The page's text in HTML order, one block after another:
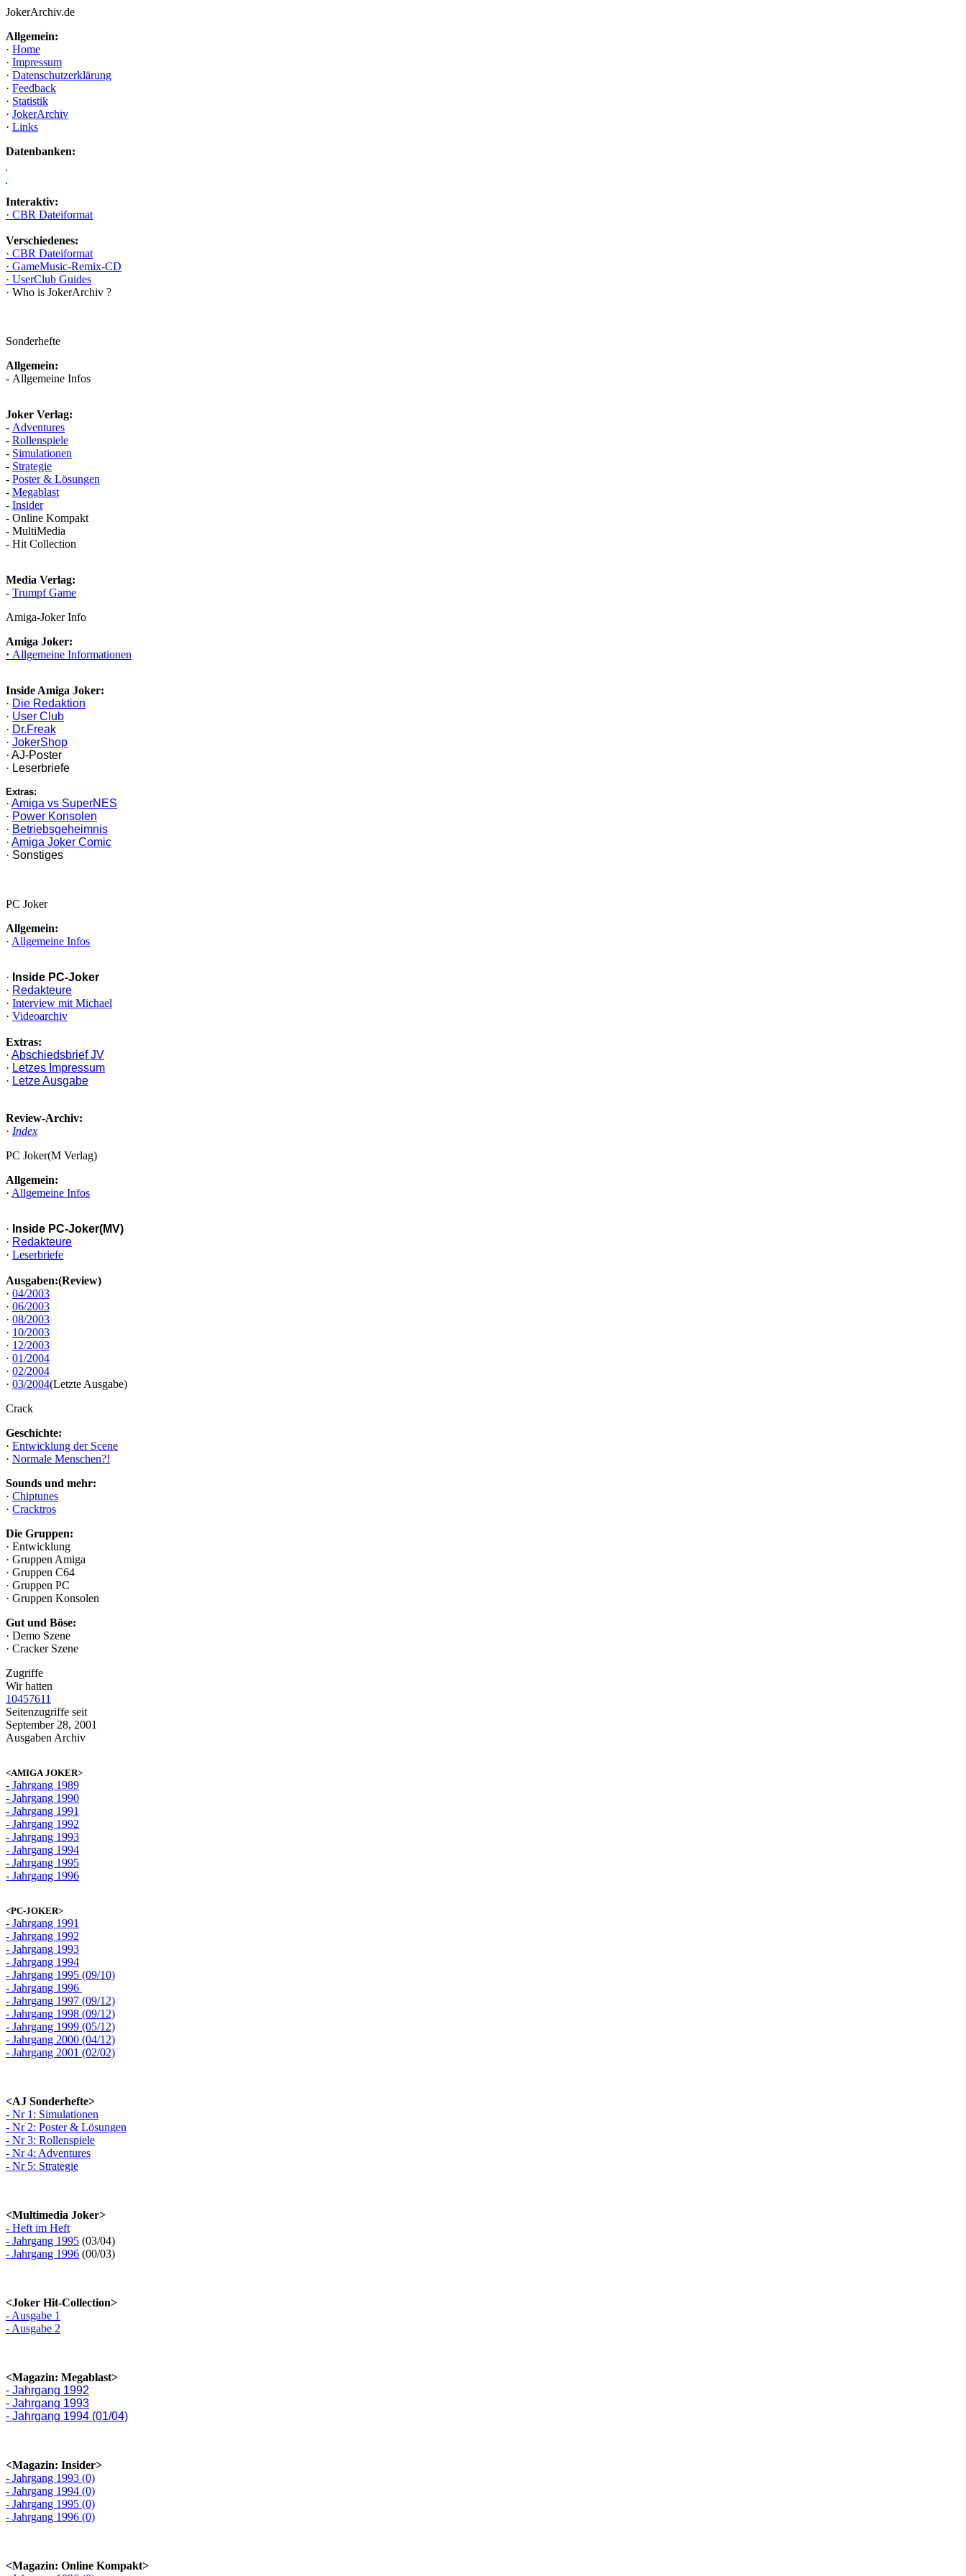
JokerArchiv.de
Allgemein:
· Home
· Impressum
· Datenschutzerklärung
· Feedback
· Statistik
· JokerArchiv
· Links
Datenbanken:
Interaktiv:
· CBR Dateiformat
Verschiedenes:
· CBR Dateiformat
· GameMusic-Remix-CD
· UserClub Guides
· Who is JokerArchiv ?
Sonderhefte
Allgemein:
- Allgemeine Infos
Joker Verlag:
- Adventures
- Rollenspiele
- Simulationen
- Strategie
- Poster & Lösungen
- Megablast
- Insider
- Online Kompakt
- MultiMedia
- Hit Collection
Media Verlag:
- Trumpf Game
Amiga-Joker Info
Amiga Joker:
· Allgemeine Informationen
Inside Amiga Joker:
· Die Redaktion
· User Club
· Dr.Freak
· JokerShop
· AJ-Poster
· Leserbriefe
Extras:
· Amiga vs SuperNES
· Power Konsolen
· Betriebsgeheimnis
· Amiga Joker Comic
· Sonstiges
PC Joker
Allgemein:
· Allgemeine Infos
· Inside PC-Joker
· Redakteure
· Interview mit Michael
· Videoarchiv
Extras:
· Abschiedsbrief JV
· Letzes Impressum
· Letze Ausgabe
Review-Archiv:
· Index
PC Joker(M Verlag)
Allgemein:
· Allgemeine Infos
· Inside PC-Joker(MV)
· Redakteure
· Leserbriefe
Ausgaben:(Review)
· 04/2003
· 06/2003
· 08/2003
· 10/2003
· 12/2003
· 01/2004
· 02/2004
· 03/2004(Letzte Ausgabe)
Crack
Geschichte:
· Entwicklung der Scene
· Normale Menschen?!
Sounds und mehr:
· Chiptunes
· Cracktros
Die Gruppen:
· Entwicklung
· Gruppen Amiga
· Gruppen C64
· Gruppen PC
· Gruppen Konsolen
Gut und Böse:
· Demo Szene
· Cracker Szene
Zugriffe
Wir hatten
10457611
Seitenzugriffe seit
September 28, 2001
Ausgaben Archiv
<AMIGA JOKER>
- Jahrgang 1989
- Jahrgang 1990
- Jahrgang 1991
- Jahrgang 1992
- Jahrgang 1993
- Jahrgang 1994
- Jahrgang 1995
- Jahrgang 1996
<PC-JOKER>
- Jahrgang 1991
- Jahrgang 1992
- Jahrgang 1993
- Jahrgang 1994
- Jahrgang 1995 (09/10)
- Jahrgang 1996
- Jahrgang 1997 (09/12)
- Jahrgang 1998 (09/12)
- Jahrgang 1999 (05/12)
- Jahrgang 2000 (04/12)
- Jahrgang 2001 (02/02)
<AJ Sonderhefte>
- Nr 1: Simulationen
- Nr 2: Poster & Lösungen
- Nr 3: Rollenspiele
- Nr 4: Adventures
- Nr 5: Strategie
<Multimedia Joker>
- Heft im Heft
- Jahrgang 1995 (03/04)
- Jahrgang 1996 (00/03)
<Joker Hit-Collection>
- Ausgabe 1
- Ausgabe 2
<Magazin: Megablast>
- Jahrgang 1992
- Jahrgang 1993
- Jahrgang 1994 (01/04)
<Magazin: Insider>
- Jahrgang 1993 (0)
- Jahrgang 1994 (0)
- Jahrgang 1995 (0)
- Jahrgang 1996 (0)
<Magazin: Online Kompakt>